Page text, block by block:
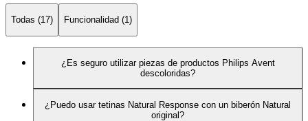
Todas (17) Funcionalidad (1)
¿Es seguro utilizar piezas de productos Philips Avent
descoloridas?
¿Puedo usar tetinas Natural Response con un biberón Natural
original?